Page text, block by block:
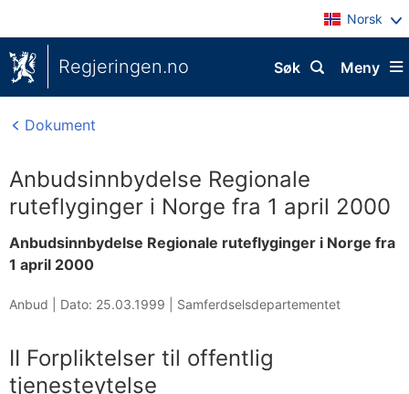
Norsk
Regjeringen.no Meny
Søk
Dokument
Anbudsinnbydelse Regionale
ruteflyginger i Norge fra 1 april 2000
Anbudsinnbydelse Regionale ruteflyginger i Norge fra
1 april 2000
Anbud | Dato: 25.03.1999 Samferdselsdepartementet
II Forpliktelser til offentlig
tjenesteytelse